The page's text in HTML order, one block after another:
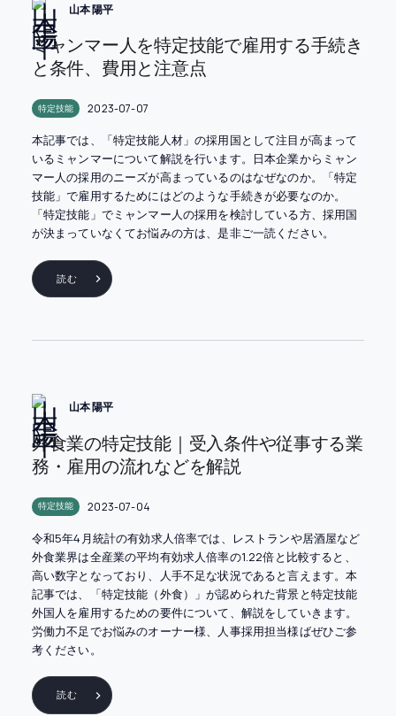
山本 陽平
ミャンマー人を特定技能で雇用する手続き
と条件、費用と注意点
特定技能 2023-07-07
本記事では、「特定技能人材」の採用国として注目が高まって
いるミャンマーについて解説を行います。日本企業からミャン
マー人の採用のニーズが高まっているのはなぜなのか。「特定
技能」で雇用するためにはどのような手続きが必要なのか。
「特定技能」でミャンマー人の採用を検討している方、採用国
が決まっていなくてお悩みの方は、是非ご一読ください。
読む
山本 陽平
外食業の特定技能｜受入条件や従事する業
務・雇用の流れなどを解説
特定技能 2023-07-04
令和5年4月統計の有効求人倍率では、レストランや居酒屋など
外食業界は全産業の平均有効求人倍率の1.22倍と比較すると、
高い数字となっており、人手不足な状況であると言えます。本
記事では、「特定技能（外食）」が認められた背景と特定技能
外国人を雇用するための要件について、解説をしていきます。
労働力不足でお悩みのオーナー様、人事採用担当様ばぜひご参
考ください。
読む